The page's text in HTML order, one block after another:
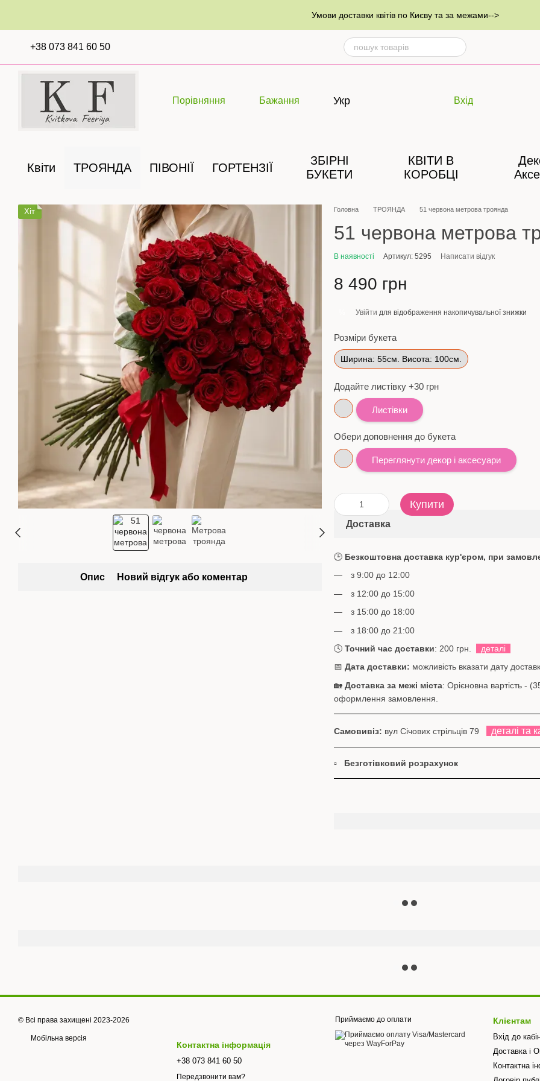
Умови доставки квітів по Києву та за межами-->
+38 073 841 60 50
Порівняння Бажання Укр Вхід
Квіти ТРОЯНДА ПІВОНІЇ ГОРТЕНЗІЇ
ЗБІРНІ
БУКЕТИ
КВІТИ В
КОРОБЦІ
Хіт
Опис Новий відгук або коментар
Головна ТРОЯНДА 51 червона метрова троянда
51 червона метрова
В наявності Артикул: 5295 Написати відгук
8 490 грн
Увійти для відображення накопичувальної знижки
Розміри букета
Ширина: 55см. Висота: 100см.
Додайте листівку +30 грн
Листівки
Обери доповнення до букета
Переглянути декор і аксесуари
Купити
Доставка
🕒 Безкоштовна доставка кур'єром, при
з 9:00 до 12:00
з 12:00 до 15:00
з 15:00 до 18:00
з 18:00 до 21:00
🕓 Точний час доставки: 200 грн.
деталі
📅 Дата доставки: можливість вказати дату
🏡 Доставка за межі міста: Орієновна вартість -
оформлення замовлення.
Самовивіз: вул Січових стрільців 79 деталі та
▫ Безготівковий розрахунок
© Всі права захищені 2023-2026
Мобільна версія
Контактна інформація
+38 073 841 60 50
Передзвонити вам?
Приймаємо до оплати Клієнтам
Вхід до
Доставка і
Контактна